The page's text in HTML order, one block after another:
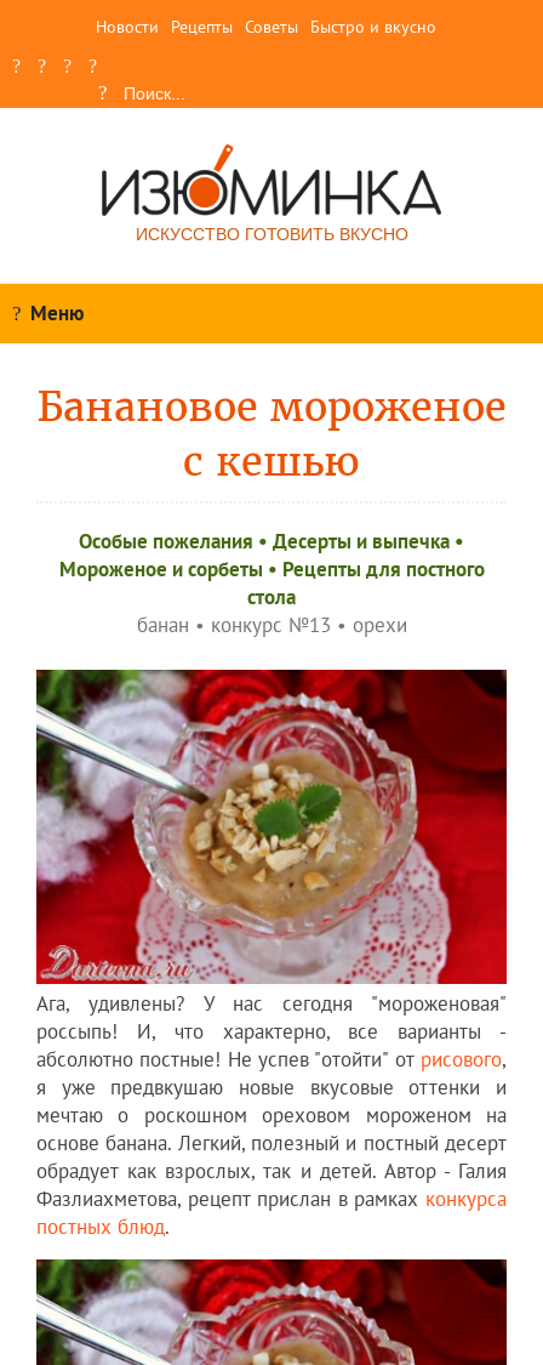
Новости Рецепты Советы Быстро и вкусно
ИСКУССТВО ГОТОВИТЬ ВКУСНО
Меню
Банановое мороженое
с кешью
Особые пожелания • Десерты и выпечка •
Мороженое и сорбеты • Рецепты для постного
стола
банан • конкурс №13 • орехи
Ага, удивлены? У нас сегодня "мороженовая"
россыпь! И, что характерно, все варианты -
абсолютно постные! Не успев "отойти" от рисового,
я уже предвкушаю новые вкусовые оттенки и
мечтаю о роскошном ореховом мороженом на
основе банана. Легкий, полезный и постный десерт
обрадует как взрослых, так и детей. Автор - Галия
Фазлиахметова, рецепт прислан в рамках конкурса
постных блюд.